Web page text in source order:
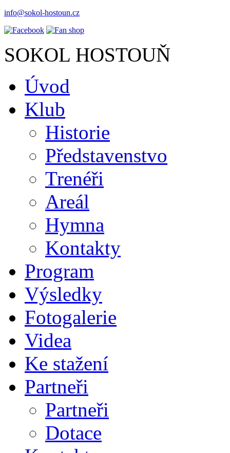
info@sokol-hostoun.cz
SOKOL HOSTOUŇ
Úvod
Klub
Historie
Představenstvo
Trenéři
Areál
Hymna
Kontakty
Program
Výsledky
Fotogalerie
Videa
Ke stažení
Partneři
Partneři
Dotace